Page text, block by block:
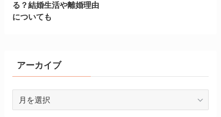
る？結婚生活や離婚理由
についても
アーカイブ